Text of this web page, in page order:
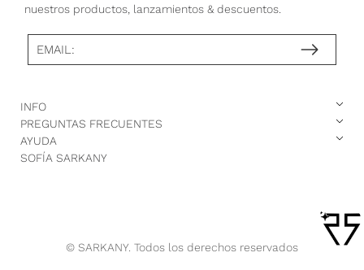
nuestros productos, lanzamientos & descuentos.
EMAIL:
INFO
PREGUNTAS FRECUENTES
AYUDA
SOFÍA SARKANY
© SARKANY. Todos los derechos reservados